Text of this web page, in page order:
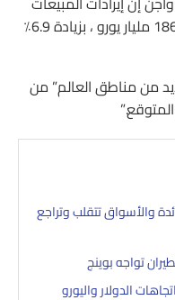
في الفترة ما بين يناير وأيلول بلغت 186.6 مليار يورو ، بزيادة 6.9٪
من مناطق العالم” من
والأسواق تتقلب وتراجع
الدولار واليورو